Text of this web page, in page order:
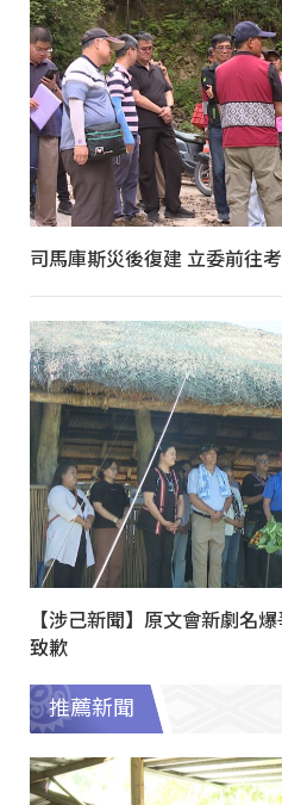
司馬庫斯災後復建 立委前往
【涉己新聞】原文會新劇名
致歉
推薦新聞